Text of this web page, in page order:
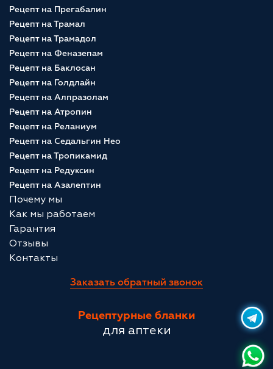
Рецептурные бланки
для аптеки
Рецепт на Прегабалин
Рецепт на Трамал
Рецепт на Трамадол
Рецепт на Феназепам
Рецепт на Баклосан
Рецепт на Голдлайн
Рецепт на Алпразолам
Рецепт на Атропин
Рецепт на Реланиум
Рецепт на Седальгин Нео
Рецепт на Тропикамид
Рецепт на Редуксин
Рецепт на Азалептин
Почему мы
Как мы работаем
Гарантия
Отзывы
Контакты
Заказать обратный звонок